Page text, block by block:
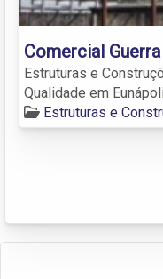
Comercial Guerra
Estruturas e
Qualidade em
Estruturas e